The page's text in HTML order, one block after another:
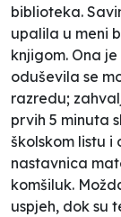
biblioteka.
upalila u meni
knjigom. Ona
oduševila se
razredu;
prvih 5 minuta
školskom listu
nastavnica
komšiluk.
uspjeh, dok su